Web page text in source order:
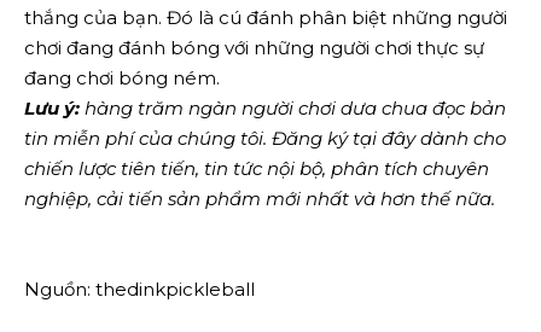
thắng của bạn. Đó là cú đánh phân biệt những người
chơi đang đánh bóng với những người chơi thực sự
đang chơi bóng ném.
Lưu ý: hàng trăm ngàn người chơi dưa chua đọc bản
tin miễn phí của chúng tôi. Đăng ký tại đâydành cho
chiến lược tiên tiến, tin tức nội bộ, phân tích chuyên
nghiệp, cải tiến sản phẩm mới nhất và hơn thế nữa.
Nguồn: thedinkpickleball